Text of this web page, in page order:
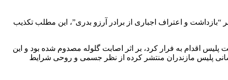
و اعتراف اجباری از برادر آرزو بدری”، این مطلب تکذیب
اقدام به فرار کرد، بر اثر اصابت گلوله مصدوم شده بود و این
پلیس مازندران منتشر کرده از نظر جسمی و روحی شرایط